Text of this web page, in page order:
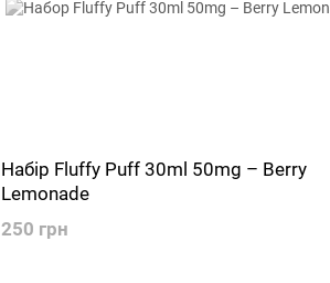
Набір Fluffy Puff 30ml 50mg – Berry
Lemonade
250 грн